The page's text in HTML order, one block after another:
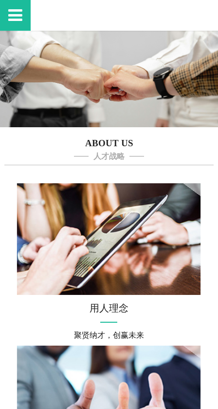
ABOUT US
人才战略
用人理念
聚贤纳才，创赢未来